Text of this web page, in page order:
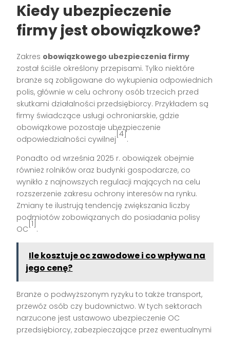
Kiedy ubezpieczenie
firmy jest obowiązkowe?
Zakres obowiązkowego ubezpieczenia firmy
został ściśle określony przepisami. Tylko niektóre
branże są zobligowane do wykupienia odpowiednich
polis, głównie w celu ochrony osób trzecich przed
skutkami działalności przedsiębiorcy. Przykładem są
firmy świadczące usługi ochroniarskie, gdzie
obowiązkowe pozostaje ubezpieczenie
odpowiedzialności cywilnej
[4]
.
Ponadto od września 2025 r. obowiązek obejmie
również rolników oraz budynki gospodarcze, co
wynikło z najnowszych regulacji mających na celu
rozszerzenie zakresu ochrony interesów na rynku.
Zmiany te ilustrują tendencję zwiększania liczby
podmiotów zobowiązanych do posiadania polisy
OC
[1]
.
Ile kosztuje oc zawodowe i co wpływa na
jego cenę?
Branże o podwyższonym ryzyku to także transport,
przewóz osób czy budownictwo. W tych sektorach
narzucone jest ustawowo ubezpieczenie OC
przedsiębiorcy, zabezpieczające przez ewentualnymi